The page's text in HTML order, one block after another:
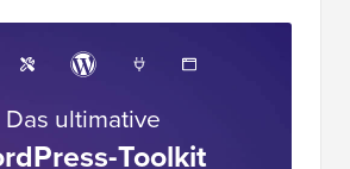
Das ultimative
Toolkit